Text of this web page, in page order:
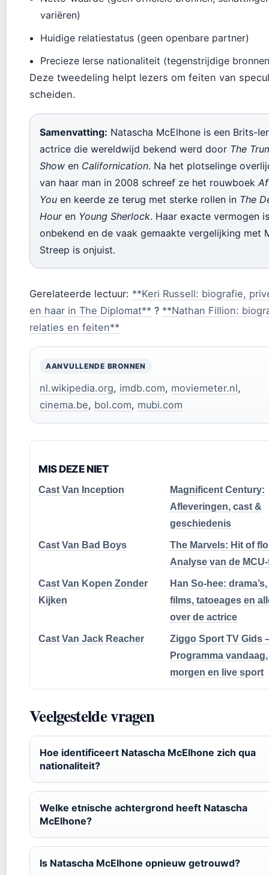
variëren)
Huidige relatiestatus (geen openbare partner)
Precieze Ierse nationaliteit (tegenstrijdige
Deze tweedeling helpt lezers om feiten van
scheiden.
Samenvatting: Natascha McElhone is een Brits-
actrice die wereldwijd bekend werd door The
Show en Californication. Na het plotselinge
van haar man in 2008 schreef ze het rouwboek
You en keerde ze terug met sterke rollen in The
Houren Young Sherlock. Haar exacte vermogen is
onbekend en de vaak gemaakte vergelijking met
Streep is onjuist.
Gerelateerde lectuur: **Keri Russell: biografie,
en haar in The Diplomat** ? **Nathan Fillion:
relaties en feiten**
AANVULLENDE BRONNEN
nl.wikipedia.org, imdb.com, moviemeter.nl,
cinema.be, bol.com, mubi.com
MIS DEZE NIET
Cast Van Inception
Magnificent Century:
Afleveringen, cast &
geschiedenis
Cast Van Bad Boys
The Marvels: Hit of
Analyse van de
Cast Van Kopen Zonder
Kijken
Han So-hee: drama’s,
films, tatoeages en
over de actrice
Cast Van Jack Reacher
Ziggo Sport TV Gids
Programma vandaag,
morgen en live sport
Veelgestelde vragen
Hoe identificeert Natascha McElhone zich qua
nationaliteit?
Welke etnische achtergrond heeft Natascha
McElhone?
Is Natascha McElhone opnieuw getrouwd?